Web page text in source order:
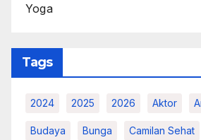
Yoga
Tags
2024 2025 2026 Aktor
Budaya Bunga Camilan Sehat